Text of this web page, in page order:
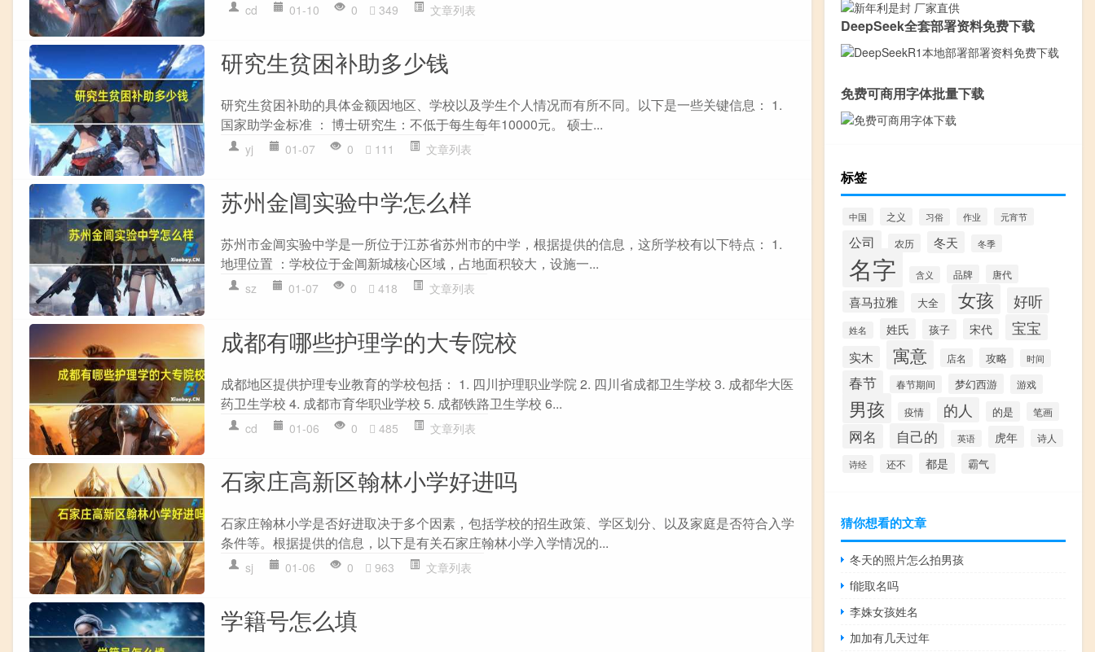
cd 01-10 0 349 文章列表
研究生贫困补助多少钱
研究生贫困补助的具体金额因地区、学校以及学生个人情况而有所不同。以下是一些关键信息： 1.
国家助学金标准 ： 博士研究生：不低于每生每年10000元。 硕士...
yj 01-07 0 111 文章列表
苏州金阊实验中学怎么样
苏州市金阊实验中学是一所位于江苏省苏州市的中学，根据提供的信息，这所学校有以下特点： 1.
地理位置 ：学校位于金阊新城核心区域，占地面积较大，设施一...
sz 01-07 0 418 文章列表
成都有哪些护理学的大专院校
成都地区提供护理专业教育的学校包括： 1. 四川护理职业学院 2. 四川省成都卫生学校 3. 成都华大医
药卫生学校 4. 成都市育华职业学校 5. 成都铁路卫生学校 6...
cd 01-06 0 485 文章列表
石家庄高新区翰林小学好进吗
石家庄翰林小学是否好进取决于多个因素，包括学校的招生政策、学区划分、以及家庭是否符合入学
条件等。根据提供的信息，以下是有关石家庄翰林小学入学情况的...
sj 01-06 0 963 文章列表
学籍号怎么填
DeepSeek全套部署资料免费下载
免费可商用字体批量下载
标签
中国 之义 习俗 作业 元宵节
公司 农历 冬天 冬季
名字 含义 品牌 唐代
喜马拉雅 大全 女孩 好听
姓名 姓氏 孩子 宋代 宝宝
实木 寓意 店名 攻略 时间
春节 春节期间 梦幻西游 游戏
男孩 疫情 的人 的是 笔画
网名 自己的 英语 虎年
诗人
诗经
还不 都是 霸气
猜你想看的文章
冬天的照片怎么拍男孩
f能取名吗
李姝女孩姓名
加加有几天过年